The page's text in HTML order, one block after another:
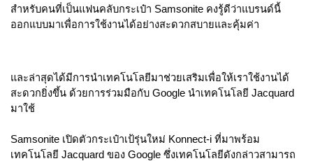
สำหรับคนที่เป็นแฟนคลับกระเป๋า Samsonite คงรู้ดีว่าแบรนด์นี้
ออกแบบมาเพื่อการใช้งานได้อย่างสะดวกสบายและคุ้มค่า
และล่าสุดได้มีการนำเทคโนโลยีมาช่วยเสริมเพื่อให้เราใช้งานได้
สะดวกยิ่งขึ้น ด้วยการร่วมมือกับ Google นำเทคโนโลยี Jacquard
มาใช้
Samsonite เปิดตัวกระเป๋าเป้รุ่นใหม่ Konnect-i ที่มาพร้อม
เทคโนโลยี Jacquard ของ Google ซึ่งเทคโนโลยีดังกล่าวสามารถ